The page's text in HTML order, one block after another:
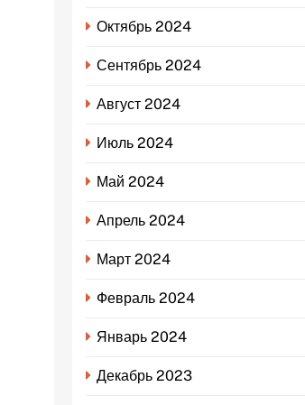
Октябрь 2024
Сентябрь 2024
Август 2024
Июль 2024
Май 2024
Апрель 2024
Март 2024
Февраль 2024
Январь 2024
Декабрь 2023